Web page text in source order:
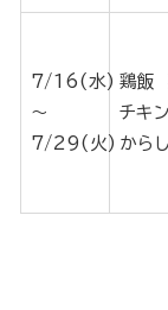
7/16(水)
～
7/29(火)
鶏飯
チキ
から